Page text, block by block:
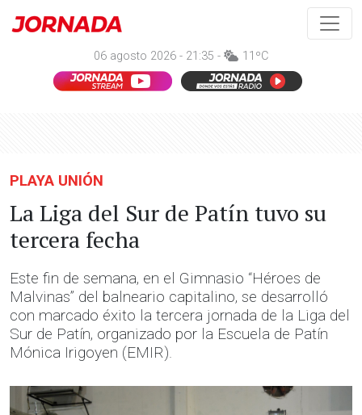
06 agosto 2026 - 21:35 - 11ºC
PLAYA UNIÓN
La Liga del Sur de Patín tuvo su
tercera fecha
Este fin de semana, en el Gimnasio “Héroes de
Malvinas” del balneario capitalino, se desarrolló
con marcado éxito la tercera jornada de la Liga del
Sur de Patín, organizado por la Escuela de Patín
Mónica Irigoyen (EMIR).